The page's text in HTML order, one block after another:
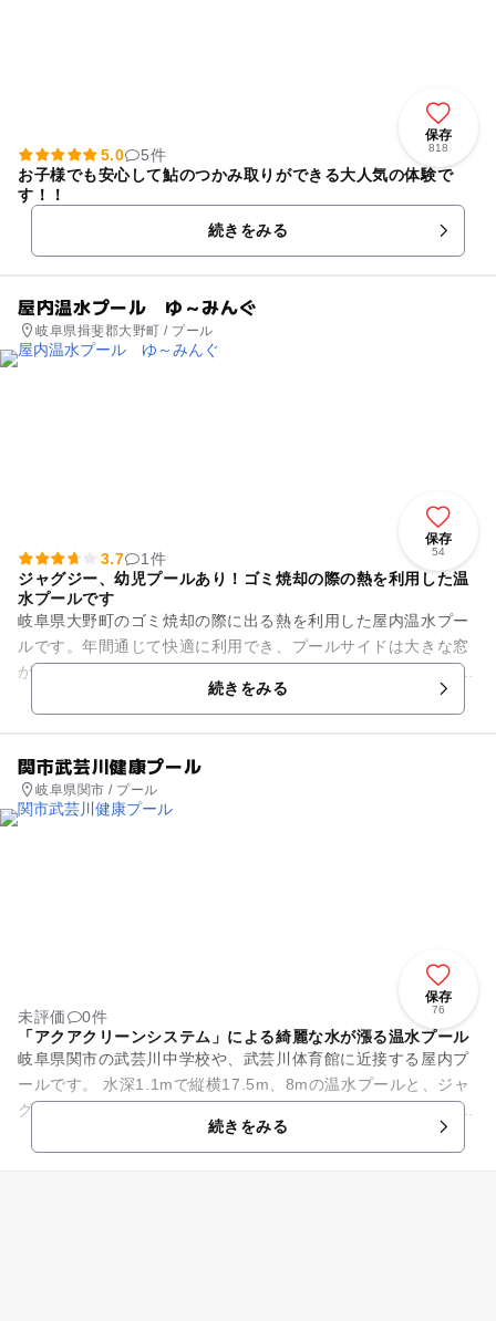
保存
818
5.0
5件
お子様でも安心して鮎のつかみ取りができる大人気の体験で
す！！
続きをみる
屋内温水プール ゆ～みんぐ
岐阜県揖斐郡大野町 / プール
保存
54
3.7
1件
ジャグジー、幼児プールあり！ゴミ焼却の際の熱を利用した温
水プールです
岐阜県大野町のゴミ焼却の際に出る熱を利用した屋内温水プー
ルです。年間通じて快適に利用でき、プールサイドは大きな窓
がついており、とても開放感があります。 25mプールと歩行用
続きをみる
関市武芸川健康プール
岐阜県関市 / プール
保存
76
未評価
0件
「アクアクリーンシステム」による綺麗な水が漲る温水プール
岐阜県関市の武芸川中学校や、武芸川体育館に近接する屋内プ
ールです。 水深1.1mで縦横17.5m、8mの温水プールと、ジャ
グジープールを備えています。 プールには電気分解で発生する
続きをみる